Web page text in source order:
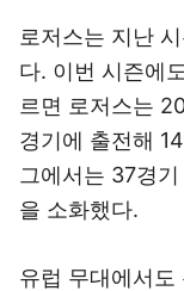
로저스는 지난
다. 이번 시즌에
르면 로저스는
경기에 출전해
그에서는 37경
을 소화했다.
유럽 무대에서도